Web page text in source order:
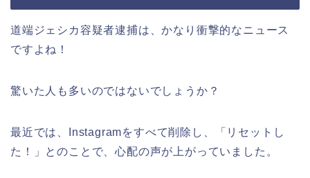
道端ジェシカ容疑者逮捕は、かなり衝撃的なニュース
ですよね！
驚いた人も多いのではないでしょうか？
最近では、Instagramをすべて削除し、「リセットし
た！」とのことで、心配の声が上がっていました。